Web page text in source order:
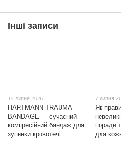
Інші записи
14 липня 2026
HARTMANN TRAUMA
BANDAGE — сучасний
компресійний бандаж для
зупинки кровотечі
7 липня
Як
поради
для